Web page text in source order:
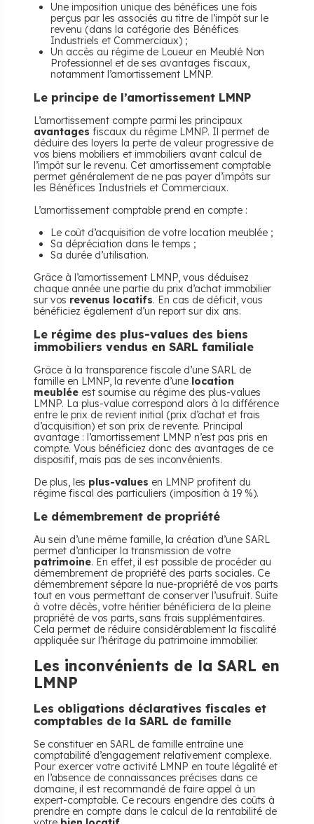
Une imposition unique des bénéfices une fois
perçus par les associés au titre de l’impôt sur le
revenu (dans la catégorie des Bénéfices
Industriels et Commerciaux) ;
Un accès au régime de Loueur en Meublé Non
Professionnel et de ses avantages fiscaux,
notamment l’amortissement LMNP.
Le principe de l’amortissement LMNP
L’amortissement compte parmi les principaux
avantages fiscaux du régime LMNP. Il permet de
déduire des loyers la perte de valeur progressive de
vos biens mobiliers et immobiliers avant calcul de
l’impôt sur le revenu. Cet amortissement comptable
permet généralement de ne pas payer d’impôts sur
les Bénéfices Industriels et Commerciaux.
L’amortissement comptable prend en compte :
Le coût d’acquisition de votre location meublée ;
Sa dépréciation dans le temps ;
Sa durée d’utilisation.
Grâce à l’amortissement LMNP, vous déduisez
chaque année une partie du prix d’achat immobilier
sur vos revenus locatifs. En cas de déficit, vous
bénéficiez également d’un report sur dix ans.
Le régime des plus-values des biens
immobiliers vendus en SARL familiale
Grâce à la transparence fiscale d’une SARL de
famille en LMNP, la revente d’une location
meublée est soumise au régime des plus-values
LMNP. La plus-value correspond alors à la différence
entre le prix de revient initial (prix d’achat et frais
d’acquisition) et son prix de revente. Principal
avantage : l’amortissement LMNP n’est pas pris en
compte. Vous bénéficiez donc des avantages de ce
dispositif, mais pas de ses inconvénients.
De plus, les plus-values en LMNP profitent du
régime fiscal des particuliers (imposition à 19 %).
Le démembrement de propriété
Au sein d’une même famille, la création d’une SARL
permet d’anticiper la transmission de votre
patrimoine. En effet, il est possible de procéder au
démembrement de propriété des parts sociales. Ce
démembrement sépare la nue-propriété de vos parts
tout en vous permettant de conserver l’usufruit. Suite
à votre décès, votre héritier bénéficiera de la pleine
propriété de vos parts, sans frais supplémentaires.
Cela permet de réduire considérablement la fiscalité
appliquée sur l’héritage du patrimoine immobilier.
Les inconvénients de la SARL en
LMNP
Les obligations déclaratives fiscales et
comptables de la SARL de famille
Se constituer en SARL de famille entraîne une
comptabilité d’engagement relativement complexe.
Pour exercer votre activité LMNP en toute légalité et
en l’absence de connaissances précises dans ce
domaine, il est recommandé de faire appel à un
expert-comptable. Ce recours engendre des coûts à
prendre en compte dans le calcul de la rentabilité de